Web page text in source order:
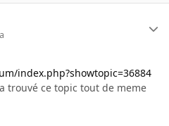
index.php?showtopic=36884
trouvé ce topic tout de meme